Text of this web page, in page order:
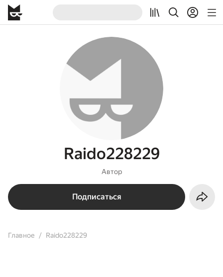
Raido228229
Автор
Подписаться
Главное Raido228229